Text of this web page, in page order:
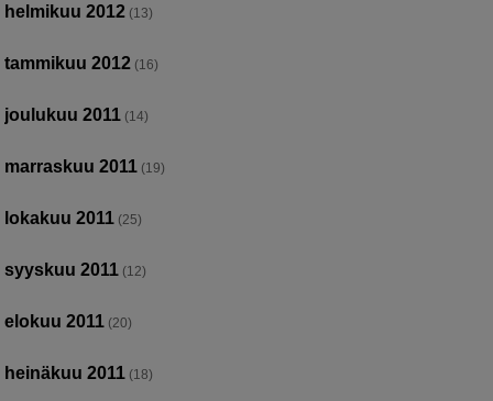
helmikuu 2012 (13)
tammikuu 2012 (16)
joulukuu 2011 (14)
marraskuu 2011 (19)
lokakuu 2011 (25)
syyskuu 2011 (12)
elokuu 2011 (20)
heinäkuu 2011 (18)